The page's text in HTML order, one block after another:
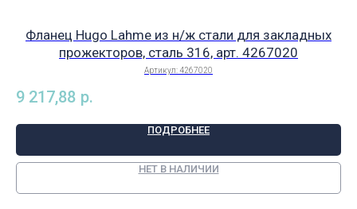
Фланец Hugo Lahme из н/ж стали для закладных
прожекторов, сталь 316, арт. 4267020
Артикул:4267020
9 217,88 р.
ПОДРОБНЕЕ
НЕТ В НАЛИЧИИ